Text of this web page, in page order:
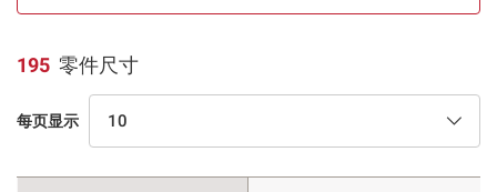
195 零件尺寸
每页显示 10